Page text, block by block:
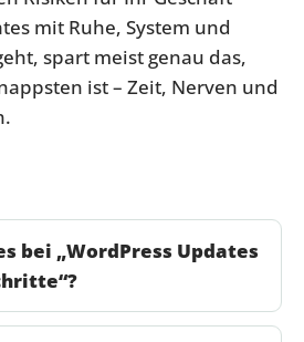
mit Ruhe, System und
spart meist genau das,
ist – Zeit, Nerven und
bei „WordPress Updates